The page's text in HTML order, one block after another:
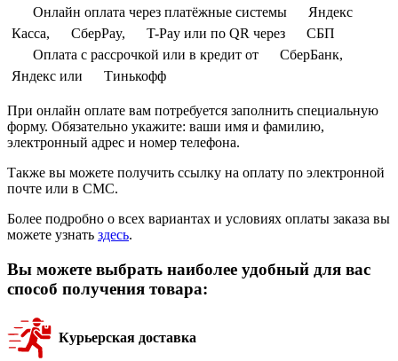
Онлайн оплата через платёжные системы
Яндекс
Касса,
СберPay, T-Pay или по QR через
СБП
Оплата с рассрочкой или в кредит от
СберБанк,
Яндекс или
Тинькофф
При онлайн оплате вам потребуется заполнить специальную
форму. Обязательно укажите: ваши имя и фамилию,
электронный адрес и номер телефона.
Также вы можете получить ссылку на оплату по электронной
почте или в СМС.
Более подробно о всех вариантах и условиях оплаты заказа вы
можете узнать здесь.
Вы можете выбрать наиболее удобный для вас
способ получения товара:
Курьерская доставка